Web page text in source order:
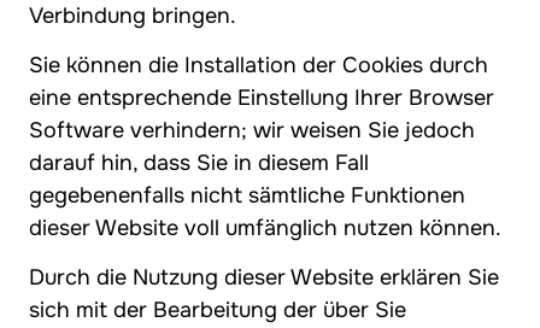
Verbindung bringen.
Sie können die Installation der Cookies durch
eine entsprechende Einstellung Ihrer Browser
Software verhindern; wir weisen Sie jedoch
darauf hin, dass Sie in diesem Fall
gegebenenfalls nicht sämtliche Funktionen
dieser Website voll umfänglich nutzen können.
Durch die Nutzung dieser Website erklären Sie
sich mit der Bearbeitung der über Sie